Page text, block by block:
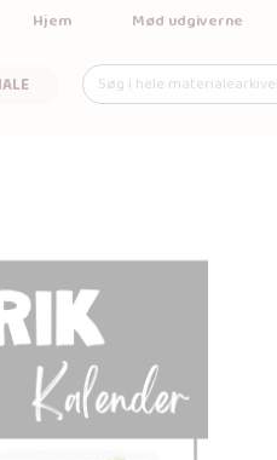
Hjem Mød udgiverne